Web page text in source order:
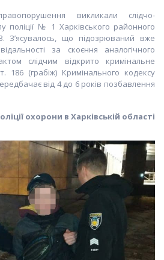
викликали слідчо-
поліції № 1 Харківського районного
З’ясувалось, що підозрюваний вже
за скоєння аналогічного
слідчим відкрито кримінальне
(грабіж) Кримінального кодексу
від 4 до 6 років позбавлення
охорони в Харківській області